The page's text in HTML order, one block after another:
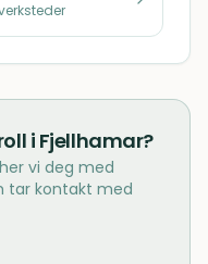
i Fjellhamar?
vi deg med
tar kontakt med